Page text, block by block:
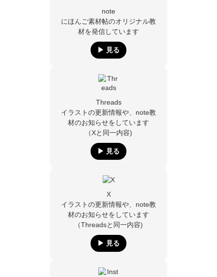
note
にほんご素材帖のオリジナル教
材を発信しています
▶︎ 見る
Threads
イラストの更新情報や、note教
材のお知らせをしています
（Xと同一内容)
▶︎ 見る
X
イラストの更新情報や、note教
材のお知らせをしています
（Threadsと同一内容)
▶︎ 見る